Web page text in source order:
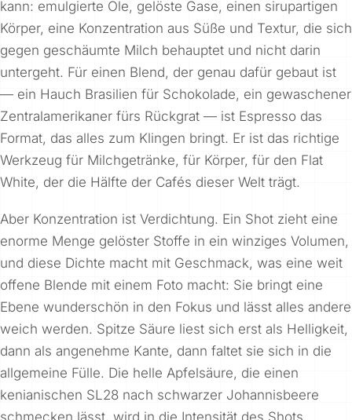
kann: emulgierte Öle, gelöste Gase, einen sirupartigen
Körper, eine Konzentration aus Süße und Textur, die sich
gegen geschäumte Milch behauptet und nicht darin
untergeht. Für einen Blend, der genau dafür gebaut ist
— ein Hauch Brasilien für Schokolade, ein gewaschener
Zentralamerikaner fürs Rückgrat — ist Espresso das
Format, das alles zum Klingen bringt. Er ist das richtige
Werkzeug für Milchgetränke, für Körper, für den Flat
White, der die Hälfte der Cafés dieser Welt trägt.
Aber Konzentration ist Verdichtung. Ein Shot zieht eine
enorme Menge gelöster Stoffe in ein winziges Volumen,
und diese Dichte macht mit Geschmack, was eine weit
offene Blende mit einem Foto macht: Sie bringt eine
Ebene wunderschön in den Fokus und lässt alles andere
weich werden. Spitze Säure liest sich erst als Helligkeit,
dann als angenehme Kante, dann faltet sie sich in die
allgemeine Fülle. Die helle Apfelsäure, die einen
kenianischen SL28 nach schwarzer Johannisbeere
schmecken lässt, wird in die Intensität des Shots